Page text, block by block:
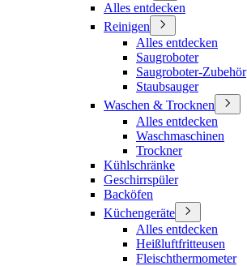
Alles entdecken
Reinigen
Alles entdecken
Saugroboter
Saugroboter-Zubehör
Staubsauger
Waschen & Trocknen
Alles entdecken
Waschmaschinen
Trockner
Kühlschränke
Geschirrspüler
Backöfen
Küchengeräte
Alles entdecken
Heißluftfritteusen
Fleischthermometer